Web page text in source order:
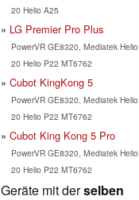
20 Helio A25
LG Premier Pro Plus
PowerVR GE8320, Mediatek Helio
20 Helio P22 MT6762
Cubot KingKong 5
PowerVR GE8320, Mediatek Helio
20 Helio P22 MT6762
Cubot King Kong 5 Pro
PowerVR GE8320, Mediatek Helio
20 Helio P22 MT6762
Geräte mit derselben